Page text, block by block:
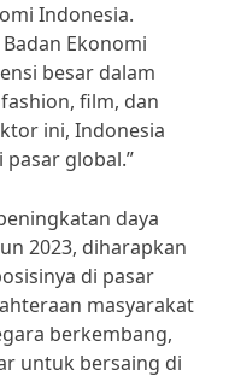
Indonesia.
Ekonomi
besar dalam
film, dan
ini, Indonesia
global.”
daya
2023, diharapkan
di pasar
masyarakat
berkembang,
untuk bersaing di